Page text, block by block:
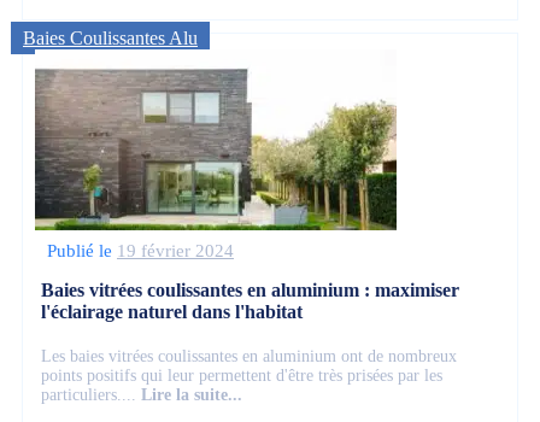
Baies Coulissantes Alu
Publié le 19 février 2024
Baies vitrées coulissantes en aluminium : maximiser
l'éclairage naturel dans l'habitat
Les baies vitrées coulissantes en aluminium ont de nombreux
points positifs qui leur permettent d'être très prisées par les
particuliers.... Lire la suite...